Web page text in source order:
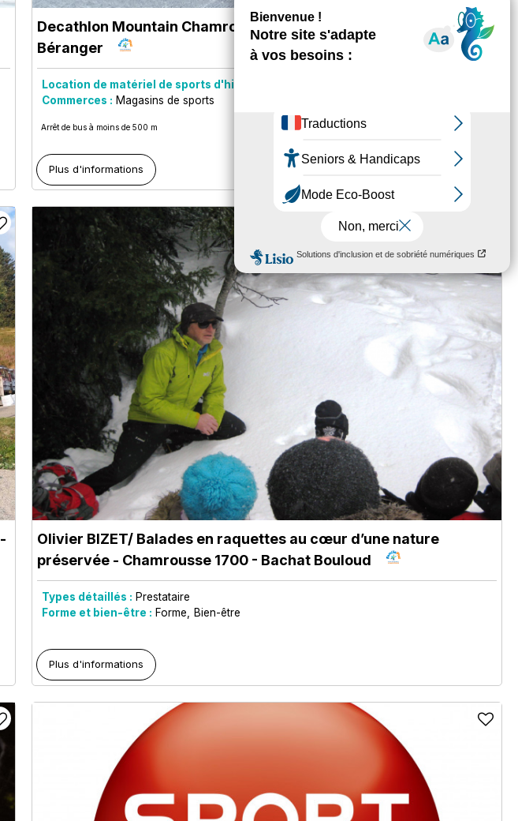
Decathlon Mountain Chamrousse- Chamrousse 1750 - Roche
Béranger
Location de matériel de sports d'hiver :
Commerces : Magasins de sports
Arrêt de bus à moins de 500 m
Plus d'informations
-
Olivier BIZET/ Balades en raquettes au cœur d’une nature
préservée - Chamrousse 1700 - Bachat Bouloud
Types détaillés : Prestataire
Forme et bien-être : Forme Bien-être
Plus d'informations